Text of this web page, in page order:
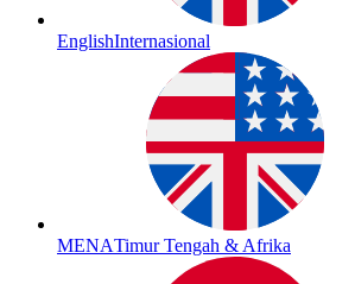
EnglishInternasional
MENATimur Tengah & Afrika